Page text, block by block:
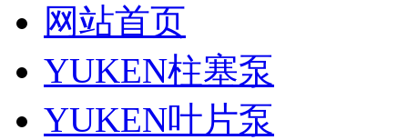
网站首页
YUKEN柱塞泵
YUKEN叶片泵